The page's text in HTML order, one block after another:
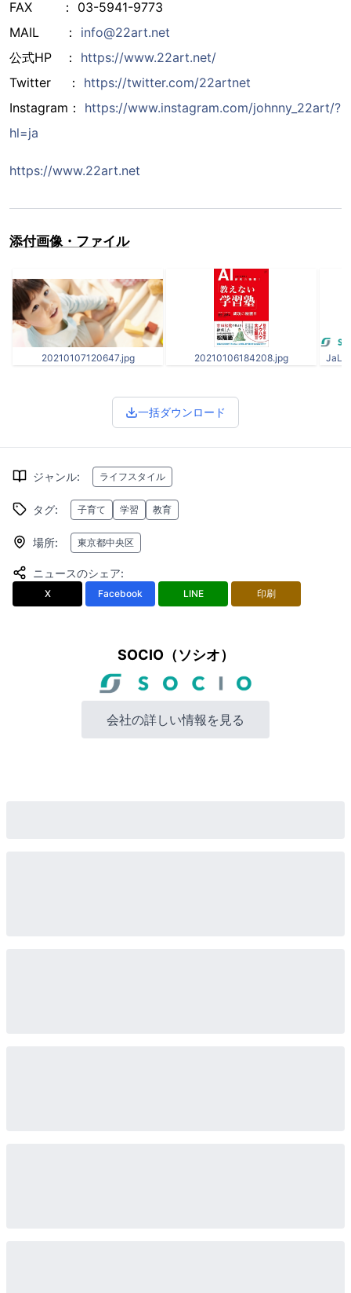
FAX ： 03-5941-9773
MAIL ： info@22art.net
公式HP ： https://www.22art.net/
Twitter ： https://twitter.com/22artnet
Instagram： https://www.instagram.com/johnny_22art/?
hl=ja
https://www.22art.net
添付画像・ファイル
20210107120647.jpg 20210106184208.jpg
一括ダウンロード
ジャンル: ライフスタイル
タグ: 子育て 学習 教育
場所: 東京都中央区
ニュースのシェア:
X Facebook LINE 印刷
SOCIO（ソシオ）
会社の詳しい情報を見る